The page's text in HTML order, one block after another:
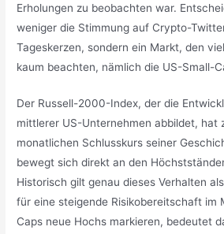
Erholungen zu beobachten war.
weniger die Stimmung auf Crypto-
Tageskerzen, sondern ein Markt, den
kaum beachten, nämlich die US-Small-
Der Russell-2000-Index, der die
mittlerer US-Unternehmen abbildet, hat
monatlichen Schlusskurs seiner
bewegt sich direkt an den
Historisch gilt genau dieses Verhalten
für eine steigende Risikobereitschaft im
Caps neue Hochs markieren, bedeutet